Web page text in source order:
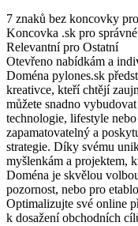
7 znaků bez koncovky
Koncovka .sk pro
Relevantní pro Ostatní
Otevřeno nabídkám a
Doména pylones.sk
kreativce, kteří chtějí
můžete snadno
technologie, lifestyle
zapamatovatelný a
strategie. Díky svému
myšlenkám a projektem,
Doména je skvělou
pozornost, nebo pro
Optimalizujte své online
k dosažení obchodních